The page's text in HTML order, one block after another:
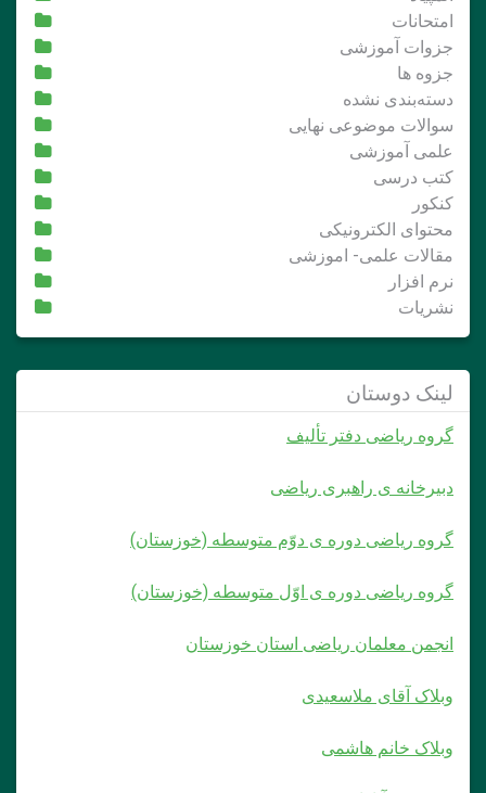
امتحانات
جزوات آموزشی
جزوه ها
دسته‌بندی نشده
سوالات موضوعی نهایی
علمی آموزشی
کتب درسی
کنکور
محتوای الکترونیکی
مقالات علمی- اموزشی
نرم افزار
نشریات
لینک دوستان
گروه ریاضی دفتر تألیف
دبیرخانه ی راهبری ریاضی
گروه ریاضی دوره ی دوّم متوسطه (خوزستان)
گروه ریاضی دوره ی اوّل متوسطه (خوزستان)
انجمن معلمان ریاضی استان خوزستان
وبلاک آقای ملاسعیدی
وبلاک خانم هاشمی